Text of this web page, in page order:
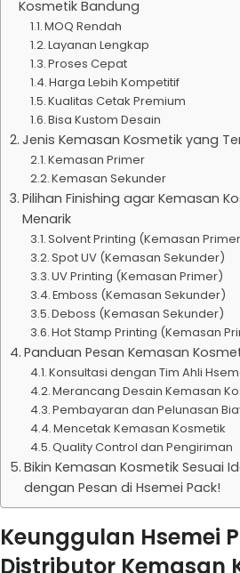
Kosmetik Bandung
MOQ Rendah
Layanan Lengkap
Proses Cepat
Harga Lebih Kompetitif
Kualitas Cetak Premium
Bisa Kustom Desain
Jenis Kemasan Kosmetik yang
Kemasan Primer
Kemasan Sekunder
Pilihan Finishing agar Kemasan
Menarik
Solvent Printing (Kemasan
Spot UV (Kemasan Sekunder)
UV Printing (Kemasan Primer)
Emboss (Kemasan Sekunder)
Deboss (Kemasan Sekunder)
Hot Stamp Printing (Kemasan
Panduan Pesan Kemasan
Konsultasi dengan Tim Ahli
Merancang Desain Kemasan
Pembayaran dan Pelunasan
Mencetak Kemasan Kosmetik
Quality Control dan Pengiriman
Bikin Kemasan Kosmetik Sesuai
dengan Pesan di Hsemei Pack!
Keunggulan Hsemei
Distributor Kemasan